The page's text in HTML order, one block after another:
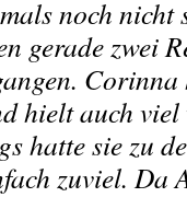
noch nicht
gerade zwei
Corinna
hielt auch
hatte sie zu
zuviel. Da